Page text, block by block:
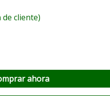
cliente)
ahora